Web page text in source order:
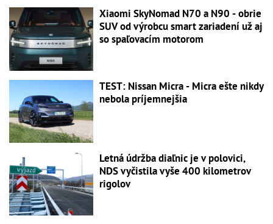
Xiaomi SkyNomad N70 a N90 - obrie
SUV od výrobcu smart zariadení už aj
so spaľovacím motorom
TEST: Nissan Micra - Micra ešte nikdy
nebola príjemnejšia
Letná údržba diaľnic je v polovici,
NDS vyčistila vyše 400 kilometrov
rigolov